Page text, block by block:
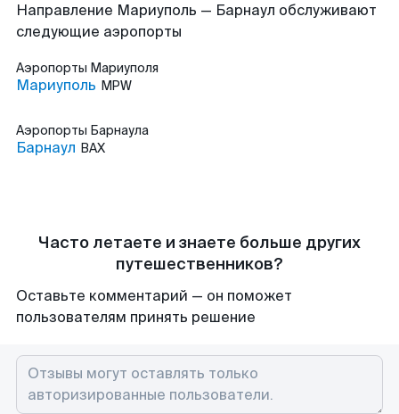
Направление Мариуполь — Барнаул обслуживают
следующие аэропорты
Аэропорты Мариуполя
Мариуполь MPW
Аэропорты Барнаула
Барнаул BAX
Часто летаете и знаете больше других
путешественников?
Оставьте комментарий — он поможет
пользователям принять решение